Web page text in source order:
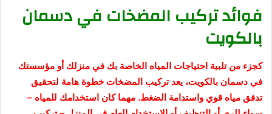
فوائد تركيب المضخات في دسمان
بالكويت
كجزء من تلبية احتياجات المياه الخاصة بك في منزلك أو مؤسستك
في دسمان بالكويت، يعد تركيب المضخات خطوة هامة لتحقيق
تدفق مياه قوي واستدامة الضغط. مهما كان استخدامك للمياه –